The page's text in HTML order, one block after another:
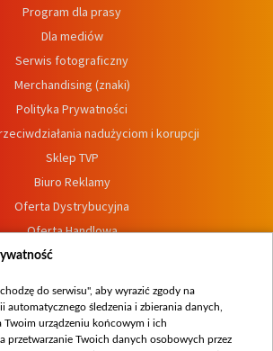
Program dla prasy
Dla mediów
Serwis fotograficzny
Merchandising (znaki)
Polityka Prywatności
nadużyciom i korupcji
Sklep TVP
Biuro Reklamy
Oferta Dystrybucyjna
Oferta Handlowa
Dostępność
zgłoszeń wewnętrznych
do serwisu", aby wyrazić zgody na
automatycznego śledzenia i zbierania danych,
urządzeniu końcowym i ich
przetwarzanie Twoich danych osobowych przez